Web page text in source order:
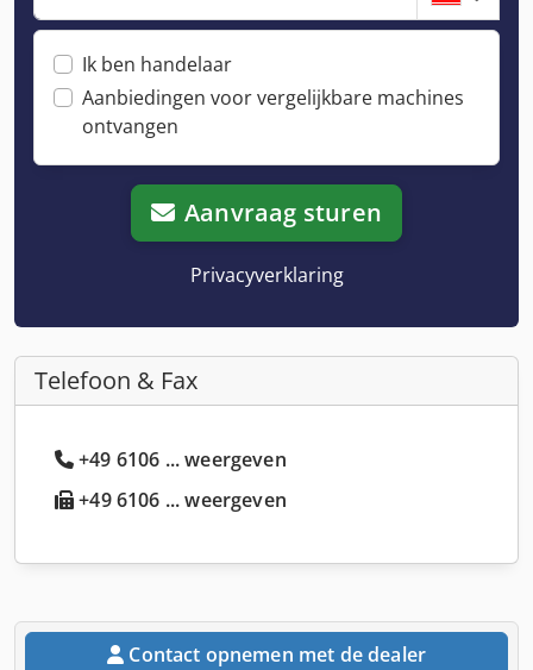
Ik ben handelaar
Aanbiedingen voor vergelijkbare machines
ontvangen
Aanvraag sturen
Privacyverklaring
Telefoon & Fax
+49 6106 ... weergeven
+49 6106 ... weergeven
Contact opnemen met de dealer